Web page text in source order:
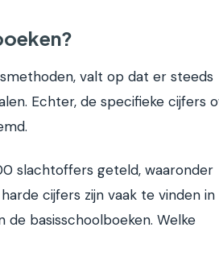
valt op dat er steeds
Echter, de specifieke cijfers
slachtoffers geteld, waaronder
cijfers zijn vaak te vinden in
basisschoolboeken. Welke